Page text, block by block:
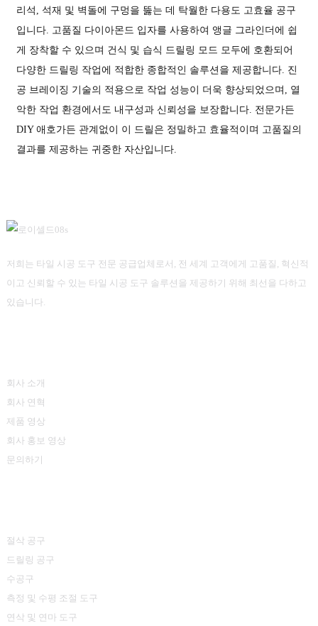
리석, 석재 및 벽돌에 구멍을 뚫는 데 탁월한 다용도 고효율 공구
입니다. 고품질 다이아몬드 입자를 사용하여 앵글 그라인더에 쉽
게 장착할 수 있으며 건식 및 습식 드릴링 모드 모두에 호환되어
다양한 드릴링 작업에 적합한 종합적인 솔루션을 제공합니다. 진
공 브레이징 기술의 적용으로 작업 성능이 더욱 향상되었으며, 열
악한 작업 환경에서도 내구성과 신뢰성을 보장합니다. 전문가든
DIY 애호가든 관계없이 이 드릴은 정밀하고 효율적이며 고품질의
결과를 제공하는 귀중한 자산입니다.
저희는 타일 시공 도구 전문 공급업체로서, 전 세계 고객에게 고품질, 혁신적
이고 신뢰할 수 있는 타일 시공 도구 솔루션을 제공하기 위해 최선을 다하고
있습니다.
회사 소개
회사 연혁
제품 영상
회사 홍보 영상
문의하기
절삭 공구
드릴링 공구
수공구
측정 및 수평 조절 도구
연삭 및 연마 도구